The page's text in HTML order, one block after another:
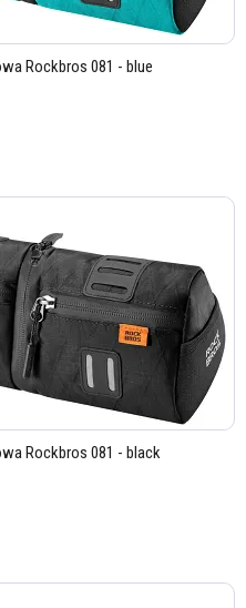
Rockbros 081 - blue
Rockbros 081 - black